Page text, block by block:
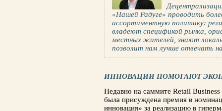
«Нашей Радуге» проводить
ассортиментную политику:
владеют спецификой рынка,
местных жителей, знают
позволит нам лучше отвечать
ИННОВАЦИИ ПОМОГАЮТ
Недавно на саммите Retail
была присуждена премия в
инновация» за реализацию в